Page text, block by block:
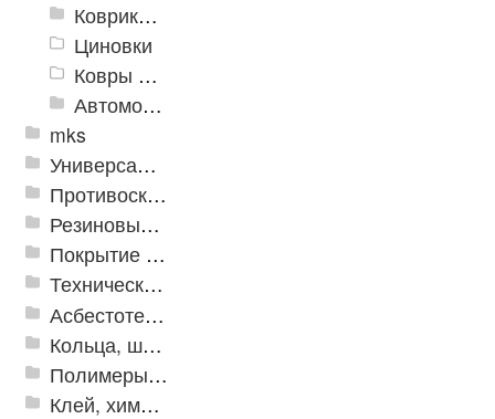
Коврики хлопковые
Циновки
Ковры для детской
Автомобильные коврики
mks
Универсальные модульные покрытия
Противоскользящая защита для лестниц, профили, ленты
Резиновые и ПВХ дорожки
Покрытие из резиновой крошки
Техническая резина
Асбестотехнические и теплоизоляционные материалы
Кольца, шайбы, манжеты
Полимеры и пластики
Клей, химия, сопутствующие товары